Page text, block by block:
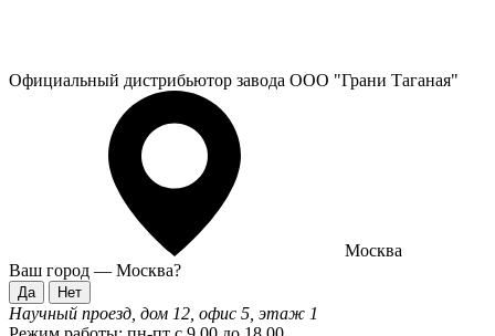
Официальный дистрибьютор завода ООО "Грани Таганая"
Москва
Ваш город — Москва?
Научный проезд, дом 12, офис 5, этаж 1